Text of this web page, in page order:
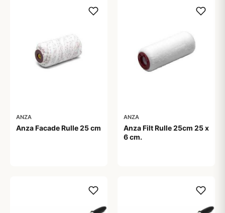
ANZA
Anza Facade Rulle 25 cm
ANZA
Anza Filt Rulle 25cm 25 x
6 cm.